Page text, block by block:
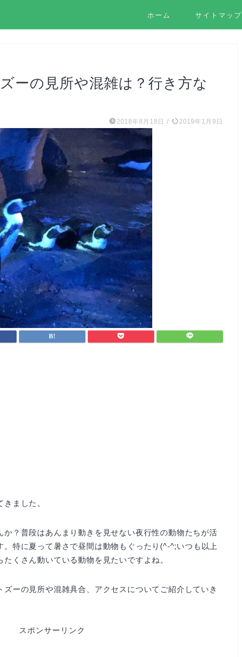
ホーム サイトマップ
ーの見所や混雑は？行き方な
2018年8月18日 / 2019年1月9日
ました。
か？普段はあんまり動きを見せない夜行性の動物たちが活
。特に夏って暑さで昼間は動物もぐったり(^-^;いつも以上
くさん動いている動物を見たいですよね。
ーの見所や混雑具合、アクセスについてご紹介していき
スポンサーリンク